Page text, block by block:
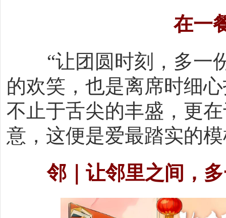
在一
“让团圆时刻，多一
的欢笑，也是离席时细
不止于舌尖的丰盛，更
意，这便是爱最踏实的
邻｜让邻里之间，